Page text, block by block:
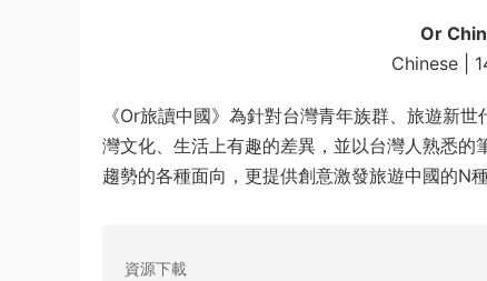
Or
Chinese |
《Or旅讀中國》為針對台灣青年族群、旅遊新
灣文化、生活上有趣的差異，並以台灣人熟悉
趨勢的各種面向，更提供創意激發旅遊中國的N種
資源下載